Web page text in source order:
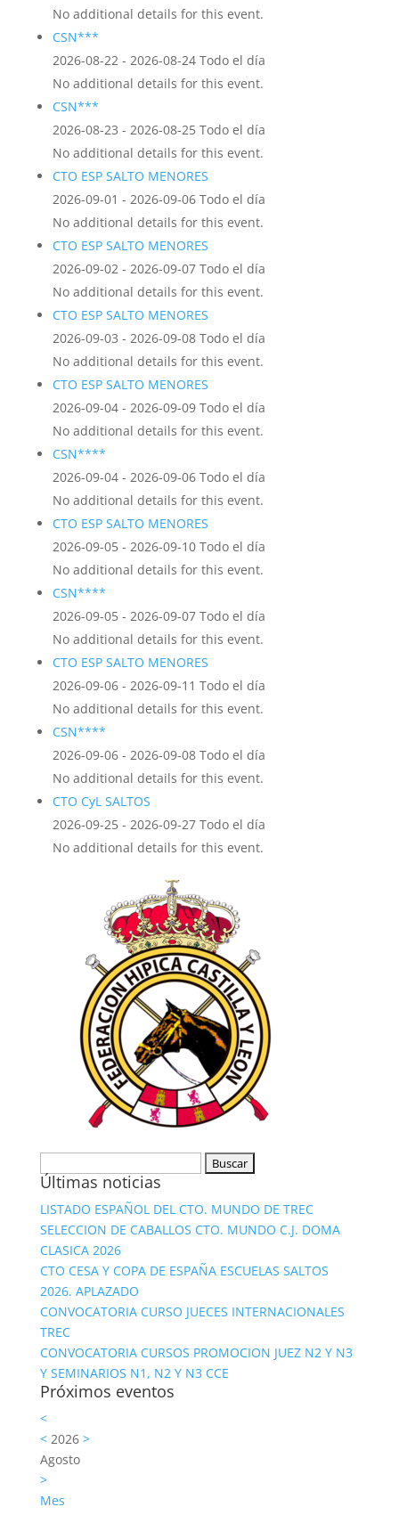
No additional details for this event.
CSN***
2026-08-22 - 2026-08-24 Todo el día
No additional details for this event.
CSN***
2026-08-23 - 2026-08-25 Todo el día
No additional details for this event.
CTO ESP SALTO MENORES
2026-09-01 - 2026-09-06 Todo el día
No additional details for this event.
CTO ESP SALTO MENORES
2026-09-02 - 2026-09-07 Todo el día
No additional details for this event.
CTO ESP SALTO MENORES
2026-09-03 - 2026-09-08 Todo el día
No additional details for this event.
CTO ESP SALTO MENORES
2026-09-04 - 2026-09-09 Todo el día
No additional details for this event.
CSN****
2026-09-04 - 2026-09-06 Todo el día
No additional details for this event.
CTO ESP SALTO MENORES
2026-09-05 - 2026-09-10 Todo el día
No additional details for this event.
CSN****
2026-09-05 - 2026-09-07 Todo el día
No additional details for this event.
CTO ESP SALTO MENORES
2026-09-06 - 2026-09-11 Todo el día
No additional details for this event.
CSN****
2026-09-06 - 2026-09-08 Todo el día
No additional details for this event.
CTO CyL SALTOS
2026-09-25 - 2026-09-27 Todo el día
No additional details for this event.
Últimas noticias
LISTADO ESPAÑOL DEL CTO. MUNDO DE TREC
SELECCION DE CABALLOS CTO. MUNDO C.J. DOMA
CLASICA 2026
CTO CESA Y COPA DE ESPAÑA ESCUELAS SALTOS
2026. APLAZADO
CONVOCATORIA CURSO JUECES INTERNACIONALES
TREC
CONVOCATORIA CURSOS PROMOCION JUEZ N2 Y N3
Y SEMINARIOS N1, N2 Y N3 CCE
Próximos eventos
<
<2026 >
Agosto
>
Mes